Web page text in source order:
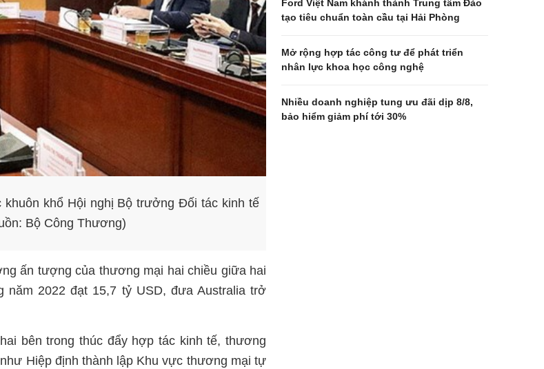
khổ Hội nghị Bộ trưởng Đối tác kinh tế
Bộ Công Thương)
ấn tượng của thương mại hai chiều giữa hai
2022 đạt 15,7 tỷ USD, đưa Australia trở
bên trong thúc đẩy hợp tác kinh tế, thương
Hiệp định thành lập Khu vực thương mại tự
Ford Việt Nam khánh thành Trung tâm Đào
tạo tiêu chuẩn toàn cầu tại Hải Phòng
Mở rộng hợp tác công tư để phát triển
nhân lực khoa học công nghệ
Nhiều doanh nghiệp tung ưu đãi dịp 8/8,
bảo hiểm giảm phí tới 30%